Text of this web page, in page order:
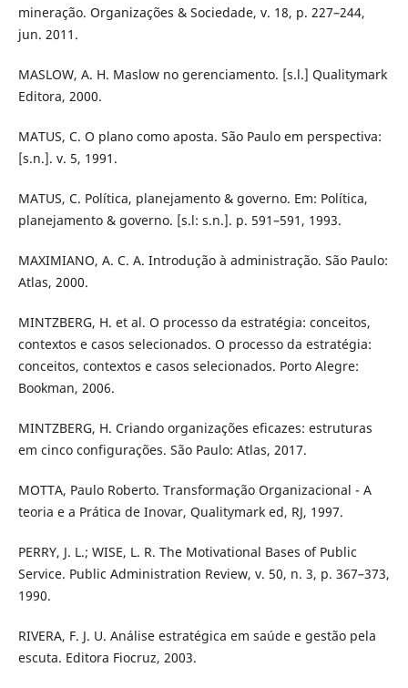
mineração. Organizações & Sociedade, v. 18, p. 227–244,
jun. 2011.
MASLOW, A. H. Maslow no gerenciamento. [s.l.] Qualitymark
Editora, 2000.
MATUS, C. O plano como aposta. São Paulo em perspectiva:
[s.n.]. v. 5, 1991.
MATUS, C. Política, planejamento & governo. Em: Política,
planejamento & governo. [s.l: s.n.]. p. 591–591, 1993.
MAXIMIANO, A. C. A. Introdução à administração. São Paulo:
Atlas, 2000.
MINTZBERG, H. et al. O processo da estratégia: conceitos,
contextos e casos selecionados. O processo da estratégia:
conceitos, contextos e casos selecionados. Porto Alegre:
Bookman, 2006.
MINTZBERG, H. Criando organizações eficazes: estruturas
em cinco configurações. São Paulo: Atlas, 2017.
MOTTA, Paulo Roberto. Transformação Organizacional - A
teoria e a Prática de Inovar, Qualitymark ed, RJ, 1997.
PERRY, J. L.; WISE, L. R. The Motivational Bases of Public
Service. Public Administration Review, v. 50, n. 3, p. 367–373,
1990.
RIVERA, F. J. U. Análise estratégica em saúde e gestão pela
escuta. Editora Fiocruz, 2003.